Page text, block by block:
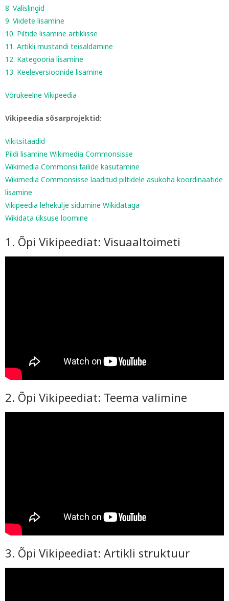
8. Välislingid
9. Viidete lisamine
10. Piltide lisamine artiklisse
11. Artikli mustandi teisaldamine
12. Kategooria lisamine
13. Keeleversioonide lisamine
Võrukeelne Vikipeedia
Vikipeedia sõsarprojektid:
Vikitsitaadid
Pildi lisamine Wikimedia Commonsisse
Wikimedia Commonsi failide kasutamine
Wikimedia Commonsisse laaditud piltidele asukoha koordinaatide
lisamine
Vikipeedia lehekülje sidumine Wikidataga
Wikidata üksuse loomine
1. Õpi Vikipeediat: Visuaaltoimeti
2. Õpi Vikipeediat: Teema valimine
3. Õpi Vikipeediat: Artikli struktuur